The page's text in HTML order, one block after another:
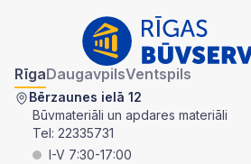
RīgaDaugavpilsVentspils
Bērzaunes ielā 12
Būvmateriāli un apdares materiāli
Tel: 22335731
I-V 7:30-17:00